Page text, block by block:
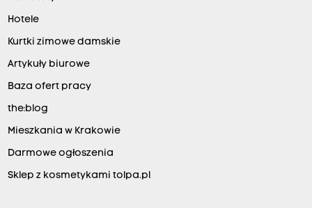
Hotele
Kurtki zimowe damskie
Artykuły biurowe
Baza ofert pracy
the:blog
Mieszkania w Krakowie
Darmowe ogłoszenia
Sklep z kosmetykami tolpa.pl